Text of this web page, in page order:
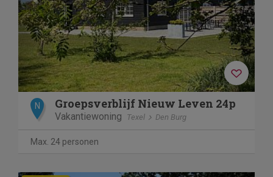
N Groepsverblijf Nieuw Leven 24p
Vakantiewoning Texel Den Burg
Max. 24 personen